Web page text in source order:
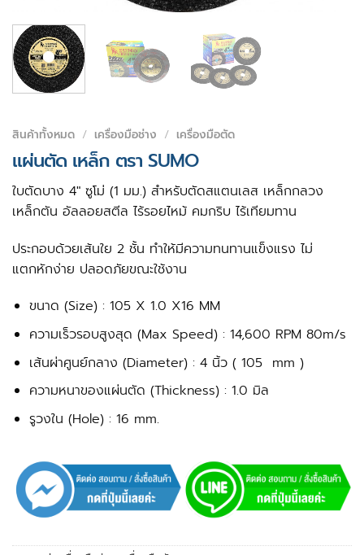
สินค้าทั้งหมด / เครื่องมือช่าง / เครื่องมือตัด
แผ่นตัด เหล็ก ตรา SUMO
ใบตัดบาง 4″ ซูโม่ (1 มม.) สำหรับตัดสแตนเลส เหล็กกลวง
เหล็กตัน อัลลอยสตีล ไร้รอยไหม้ คมกริบ ไร้เทียมทาน
ประกอบด้วยเส้นใย 2 ชั้น ทำให้มีความทนทานแข็งแรง ไม่
แตกหักง่าย ปลอดภัยขณะใช้งาน
ขนาด (Size) : 105 X 1.0 X16 MM
ความเร็วรอบสูงสุด (Max Speed) : 14,600 RPM 80m/s
เส้นผ่าศูนย์กลาง (Diameter) : 4 นิ้ว ( 105 mm )
ความหนาของแผ่นตัด (Thickness) : 1.0 มิล
รูวงใน (Hole) : 16 mm.